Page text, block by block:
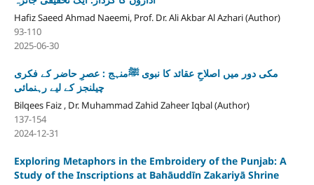
Hafiz Saeed Ahmad Naeemi, Prof. Dr. Ali Akbar Al Azhari (Author)
93-110
2025-06-30
مکی دور میں اصلاحِ عقائد کا نبوی ﷺمنہج : عصرِ حاضر کے فکری
چیلنجز کے لیے رہنمائی
Bilqees Faiz , Dr. Muhammad Zahid Zaheer Iqbal (Author)
137-154
2024-12-31
Exploring Metaphors in the Embroidery of the Punjab: A
Study of the Inscriptions at Bahāuddīn Zakariyā Shrine